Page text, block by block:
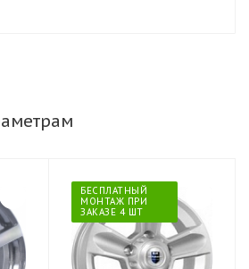
БЕСПЛАТНЫЙ
МОНТАЖ ПРИ
ЗАКАЗЕ 4 ШТ